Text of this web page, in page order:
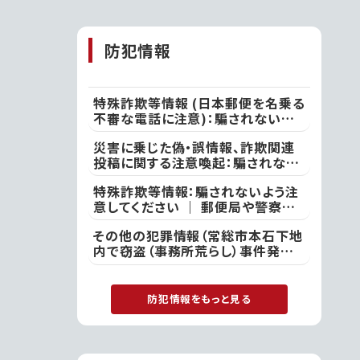
るまちづくりの実
弾事業として移
動型の行政窓口
「動く市役所」が
サービス開始!
防犯情報
特殊詐欺等情報 (日本郵便を名乗る
不審な電話に注意)：騙されないよう
注意してください ｜ ●本日、竜ケ崎
警察署
災害に乗じた偽・誤情報、詐欺関連
投稿に関する注意喚起：騙されない
よう注意してください ｜ 不審な投
稿やメール等で不安を感じた際は、
最寄りの警察署
特殊詐欺等情報：騙されないよう注
意してください ｜ 郵便局や警察を
名乗る者から「あなたの名義の郵便
物が」や「あなた名義の口座が」など
といった電話があった際には、決して
対応せず、すぐに電話を切って取手
警察署
その他の犯罪情報（常総市本石下地
内で窃盗（事務所荒らし）事件発
生）：付近の方は注意してください
｜ 常総警察署
防犯情報をもっと見る